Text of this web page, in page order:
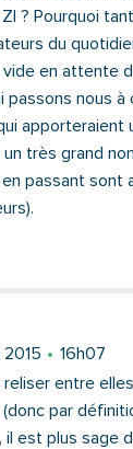
PARTAGER
? Pourquoi
du
en attente
passons nous
apporteraient
très grand
passant sont
2015
16h07
reliser entre
par
il est plus sage